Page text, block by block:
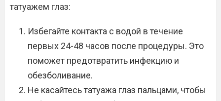
татуажем глаз:
Избегайте контакта с водой в течение
первых 24-48 часов после процедуры. Это
поможет предотвратить инфекцию и
обезболивание.
Не касайтесь татуажа глаз пальцами, чтобы